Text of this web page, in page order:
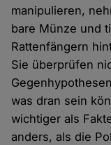
manipulieren,
bare Münze und
Rattenfängern
Sie überprüfen
was dran sein
wichtiger als
anders, als die